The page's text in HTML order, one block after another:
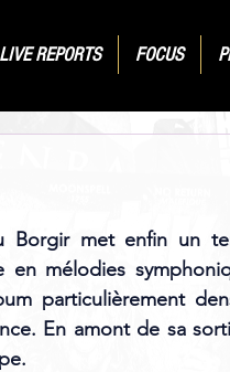
LIVE REPORTS FOCUS
Borgir met enfin un
en mélodies
particulièrement
En amont de sa